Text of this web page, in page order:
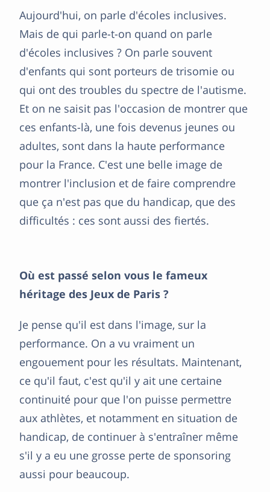
Aujourd'hui, on parle d'écoles inclusives.
Mais de qui parle-t-on quand on parle
d'écoles inclusives ? On parle souvent
d'enfants qui sont porteurs de trisomie ou
qui ont des troubles du spectre de l'autisme.
Et on ne saisit pas l'occasion de montrer que
ces enfants-là, une fois devenus jeunes ou
adultes, sont dans la haute performance
pour la France. C'est une belle image de
montrer l'inclusion et de faire comprendre
que ça n'est pas que du handicap, que des
difficultés : ces sont aussi des fiertés.
Où est passé selon vous le fameux
héritage des Jeux de Paris ?
Je pense qu'il est dans l'image, sur la
performance. On a vu vraiment un
engouement pour les résultats. Maintenant,
ce qu'il faut, c'est qu'il y ait une certaine
continuité pour que l'on puisse permettre
aux athlètes, et notamment en situation de
handicap, de continuer à s'entraîner même
s'il y a eu une grosse perte de sponsoring
aussi pour beaucoup.